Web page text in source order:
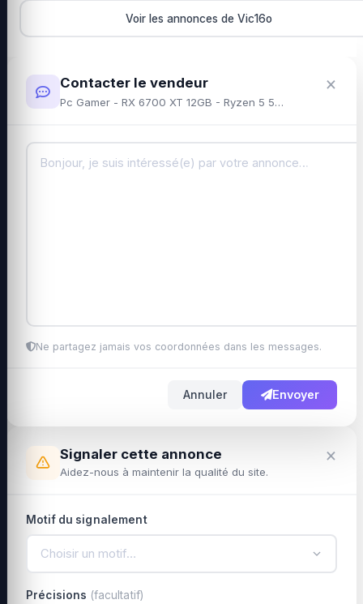
Voir les annonces de Vic16o
Contacter le vendeur
Pc Gamer - RX 6700 XT 12GB - Ryzen 5 5600 - 16 GB RAM Corsair LPX - 1TB SSD - MSI B550M Pro-VDH WIFI
×
Ne partagez jamais vos coordonnées dans les messages.
Annuler Envoyer
Signaler cette annonce
Aidez-nous à maintenir la qualité du site.
×
Motif du signalement
Choisir un motif…
Précisions (facultatif)